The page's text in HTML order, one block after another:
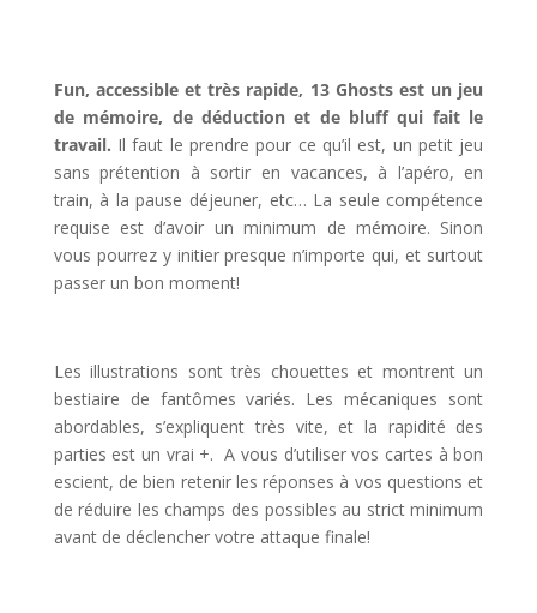
Fun, accessible et très rapide, 13 Ghosts est un jeu
de mémoire, de déduction et de bluff qui fait le
travail. Il faut le prendre pour ce qu’il est, un petit jeu
sans prétention à sortir en vacances, à l’apéro, en
train, à la pause déjeuner, etc… La seule compétence
requise est d’avoir un minimum de mémoire. Sinon
vous pourrez y initier presque n’importe qui, et surtout
passer un bon moment!
Les illustrations sont très chouettes et montrent un
bestiaire de fantômes variés. Les mécaniques sont
abordables, s’expliquent très vite, et la rapidité des
parties est un vrai +. A vous d’utiliser vos cartes à bon
escient, de bien retenir les réponses à vos questions et
de réduire les champs des possibles au strict minimum
avant de déclencher votre attaque finale!